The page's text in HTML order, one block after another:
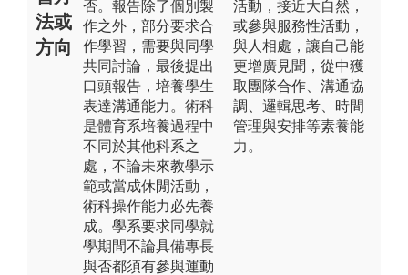
法或
方向
否。報告除了個別製
作之外，部分要求合
作學習，需要與同學
共同討論，最後提出
口頭報告，培養學生
表達溝通能力。術科
是體育系培養過程中
不同於其他科系之
處，不論未來教學示
範或當成休閒活動，
術科操作能力必先養
成。學系要求同學就
學期間不論具備專長
與否都須有參與運動
活動，接近大自然，
或參與服務性活動，
與人相處，讓自己能
更增廣見聞，從中獲
取團隊合作、溝通協
調、邏輯思考、時間
管理與安排等素養能
力。